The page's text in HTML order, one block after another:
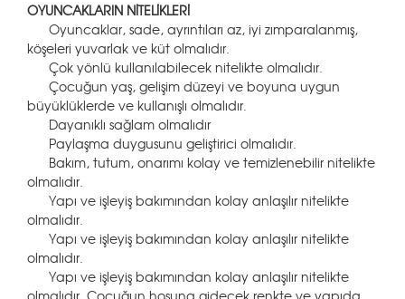
OYUNCAKLARIN NİTELİKLERİ
Oyuncaklar, sade, ayrıntıları az, iyi zımparalanmış,
köşeleri yuvarlak ve küt olmalıdır.
Çok yönlü kullanılabilecek nitelikte olmalıdır.
Çocuğun yaş, gelişim düzeyi ve boyuna uygun
büyüklüklerde ve kullanışlı olmalıdır.
Dayanıklı sağlam olmalıdır
Paylaşma duygusunu geliştirici olmalıdır.
Bakım, tutum, onarımı kolay ve temizlenebilir nitelikte
olmalıdır.
Yapı ve işleyiş bakımından kolay anlaşılır nitelikte
olmalıdır.
Yapı ve işleyiş bakımından kolay anlaşılır nitelikte
olmalıdır.
Yapı ve işleyiş bakımından kolay anlaşılır nitelikte
olmalıdır. Çocuğun hoşuna gidecek renkte ve yapıda